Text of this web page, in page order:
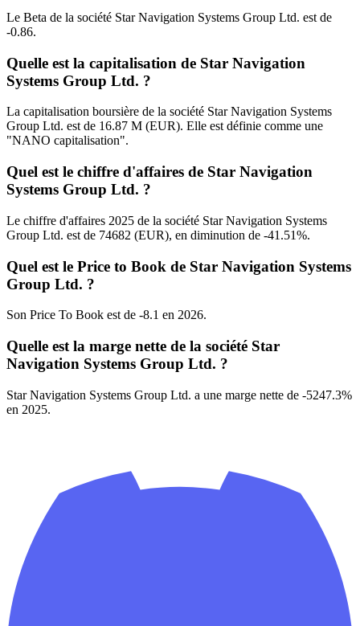
Le Beta de la société Star Navigation Systems Group Ltd. est de
-0.86.
Quelle est la capitalisation de Star Navigation
Systems Group Ltd. ?
La capitalisation boursière de la société Star Navigation Systems
Group Ltd. est de 16.87 M (EUR). Elle est définie comme une
"NANO capitalisation".
Quel est le chiffre d'affaires de Star Navigation
Systems Group Ltd. ?
Le chiffre d'affaires 2025 de la société Star Navigation Systems
Group Ltd. est de 74682 (EUR), en diminution de -41.51%.
Quel est le Price to Book de Star Navigation Systems
Group Ltd. ?
Son Price To Book est de -8.1 en 2026.
Quelle est la marge nette de la société Star
Navigation Systems Group Ltd. ?
Star Navigation Systems Group Ltd. a une marge nette de -5247.3%
en 2025.